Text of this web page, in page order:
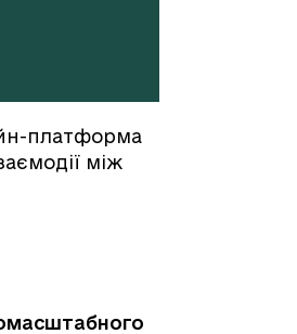
платформа
між